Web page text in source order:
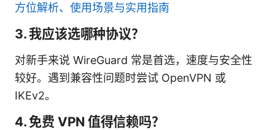
方位解析、使用场景与实用指南
3. 我应该选哪种协议？
对新手来说 WireGuard 常是首选，速度与安全性
较好。遇到兼容性问题时尝试 OpenVPN 或
IKEv2。
4. 免费 VPN 值得信赖吗？